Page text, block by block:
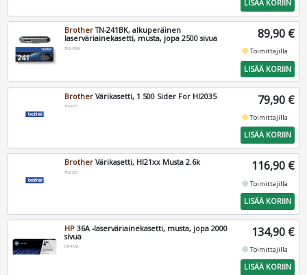
LISÄÄ KORIIN
BrotherTN-241BK, alkuperäinen
laserväriainekasetti, musta, jopa 2500 sivua
TN241BK
89,90 €
fiber_manual_recordToimittajilla
LISÄÄ KORIIN
Brother Värikasetti, 1 500 Sider For Hl2035
TN2005 79,90 €
fiber_manual_recordToimittajilla
LISÄÄ KORIIN
Brother Värikasetti, Hl21xx Musta 2.6k
TN2120 116,90 €
fiber_manual_recordToimittajilla
LISÄÄ KORIIN
HP 36A -laserväriainekasetti, musta, jopa 2000
sivua
CB436A
134,90 €
fiber_manual_recordToimittajilla
LISÄÄ KORIIN